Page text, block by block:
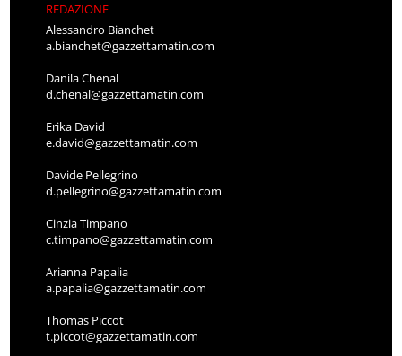
REDAZIONE
Alessandro Bianchet
a.bianchet@gazzettamatin.com
Danila Chenal
d.chenal@gazzettamatin.com
Erika David
e.david@gazzettamatin.com
Davide Pellegrino
d.pellegrino@gazzettamatin.com
Cinzia Timpano
c.timpano@gazzettamatin.com
Arianna Papalia
a.papalia@gazzettamatin.com
Thomas Piccot
t.piccot@gazzettamatin.com